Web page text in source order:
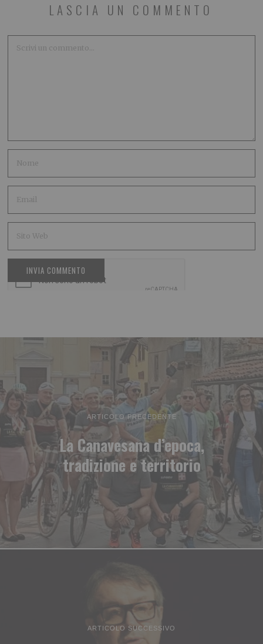
LASCIA UN COMMENTO
ARTICOLO PRECEDENTE
La Canavesana d’epoca,
tradizione e territorio
ARTICOLO SUCCESSIVO